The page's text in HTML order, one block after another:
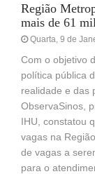
Região
mais de 61
Quarta, 9 de
Com o objetivo
política pública
realidade e das
ObservaSinos,
IHU, constatou
vagas na
de vagas a
para o